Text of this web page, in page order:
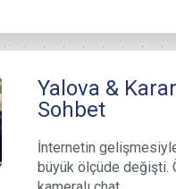
Yalova &
Sohbet
İnternetin
büyük ölçüde değişti.